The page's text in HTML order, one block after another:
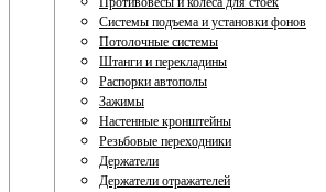
Системы подъема и установки фонов
Потолочные системы
Штанги и перекладины
Распорки автополы
Зажимы
Настенные кронштейны
Резьбовые переходники
Держатели
Держатели отражателей